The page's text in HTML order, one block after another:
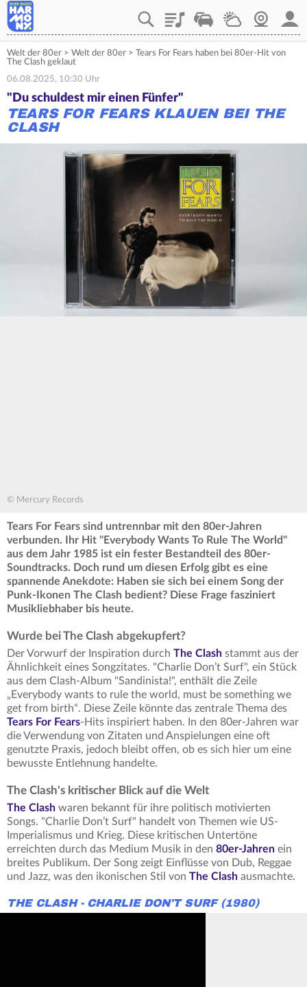
PlaylistVerkehrWetterWebcam
Welt der 80er > Welt der 80er > Tears For Fears haben bei 80er-Hit von
The Clash geklaut
06.08.2025, 10:30 Uhr
"Du schuldest mir einen Fünfer"
TEARS FOR FEARS KLAUEN BEI THE
CLASH
© Mercury Records
Tears For Fears sind untrennbar mit den 80er-Jahren
verbunden. Ihr Hit "Everybody Wants To Rule The World"
aus dem Jahr 1985 ist ein fester Bestandteil des 80er-
Soundtracks. Doch rund um diesen Erfolg gibt es eine
spannende Anekdote: Haben sie sich bei einem Song der
Punk-Ikonen The Clash bedient? Diese Frage fasziniert
Musikliebhaber bis heute.
Wurde bei The Clash abgekupfert?
Der Vorwurf der Inspiration durch The Clash stammt aus der
Ähnlichkeit eines Songzitates. "Charlie Don’t Surf", ein Stück
aus dem Clash-Album "Sandinista!", enthält die Zeile
„Everybody wants to rule the world, must be something we
get from birth“. Diese Zeile könnte das zentrale Thema des
Tears For Fears-Hits inspiriert haben. In den 80er-Jahren war
die Verwendung von Zitaten und Anspielungen eine oft
genutzte Praxis, jedoch bleibt offen, ob es sich hier um eine
bewusste Entlehnung handelte.
The Clash's kritischer Blick auf die Welt
The Clash waren bekannt für ihre politisch motivierten
Songs. "Charlie Don’t Surf" handelt von Themen wie US-
Imperialismus und Krieg. Diese kritischen Untertöne
erreichten durch das Medium Musik in den 80er-Jahren ein
breites Publikum. Der Song zeigt Einflüsse von Dub, Reggae
und Jazz, was den ikonischen Stil von The Clash ausmachte.
THE CLASH - CHARLIE DON'T SURF (1980)